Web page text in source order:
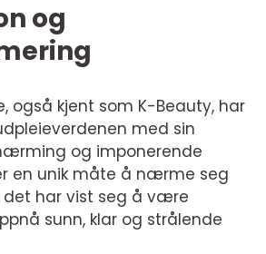
og
også kjent som K-Beauty, har
med sin
og imponerende
en unik måte å nærme seg
det har vist seg å være
sunn, klar og strålende